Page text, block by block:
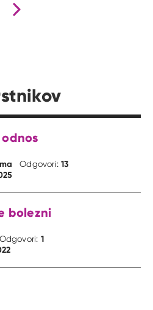
stran
Odgovori:13
bolezni
Odgovori: 1